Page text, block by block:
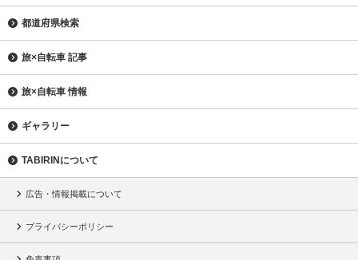
都道府県検索
旅×自転車 記事
旅×自転車 情報
ギャラリー
TABIRINについて
広告・情報掲載について
プライバシーポリシー